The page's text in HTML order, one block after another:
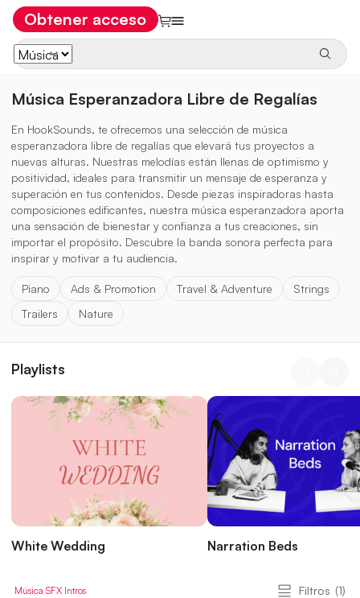
Obtener acceso
Música Esperanzadora Libre de Regalías
En HookSounds, te ofrecemos una selección de música
esperanzadora libre de regalías que elevará tus proyectos a
nuevas alturas. Nuestras melodías están llenas de optimismo y
positividad, ideales para transmitir un mensaje de esperanza y
superación en tus contenidos. Desde piezas inspiradoras hasta
composiciones edificantes, nuestra música esperanzadora aporta
una sensación de bienestar y confianza a tus creaciones, sin
importar el propósito. Descubre la banda sonora perfecta para
inspirar y motivar a tu audiencia.
Piano Ads & Promotion Travel & Adventure
Strings
Trailers
Nature
Playlists
White Wedding Narration Beds
Música SFX Intros Filtros (1)